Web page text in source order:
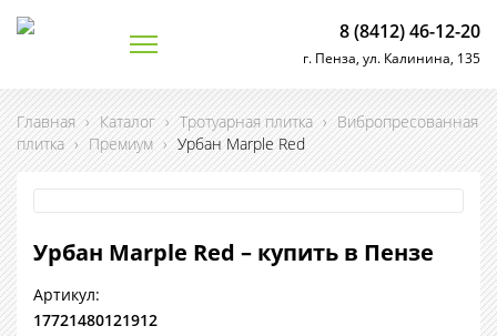
8 (8412) 46-12-20
г. Пенза, ул. Калинина, 135
Главная › Каталог › Тротуарная плитка › Вибропресованная
плитка › Премиум › Урбан Marple Red
Урбан Marple Red – купить в Пензе
Артикул:
17721480121912